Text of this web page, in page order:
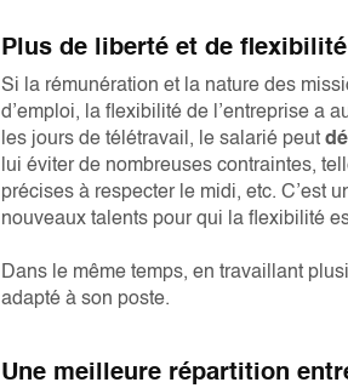
Plus de liberté et de flexibilité
Si la rémunération et la nature des
d’emploi, la flexibilité de l’entreprise a
les jours de télétravail, le salarié peut
lui éviter de nombreuses contraintes,
précises à respecter le midi, etc. C’est
nouveaux talents pour qui la flexibilité
Dans le même temps, en travaillant
adapté à son poste.
Une meilleure répartition